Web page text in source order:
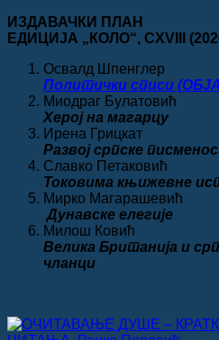
ИЗДАВАЧКИ ПЛАН
ЕДИЦИЈА „КОЛО“, CXVIII
Освалд Шпенглер
Политички списи
Миодраг Булатовић
Херој на магарцу
Ирена Грицкат
Развој српске
Славко Петаковић
Токовима књижевне
Мирко Магарашевић
Дунавске елегије
Милош Ковић
Велика Британија и
чланци